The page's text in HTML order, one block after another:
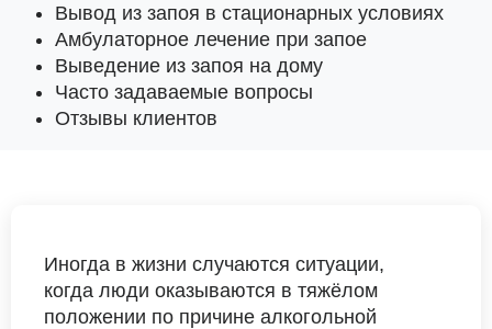
Вывод из запоя в стационарных условиях
Амбулаторное лечение при запое
Выведение из запоя на дому
Часто задаваемые вопросы
Отзывы клиентов
Иногда в жизни случаются ситуации,
когда люди оказываются в тяжёлом
положении по причине алкогольной